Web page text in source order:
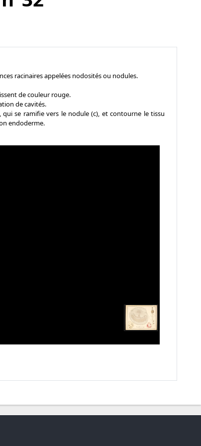
racinaires appelées nodosités ou nodules.
de couleur rouge.
de cavités.
se ramifie vers le nodule (c), et contourne le tissu
endoderme.